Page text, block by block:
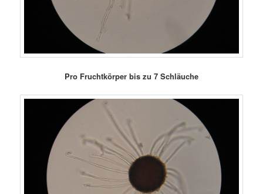
Pro Fruchtkörper bis zu 7 Schläuche